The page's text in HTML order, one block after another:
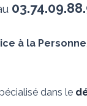
à la Personne
dans le